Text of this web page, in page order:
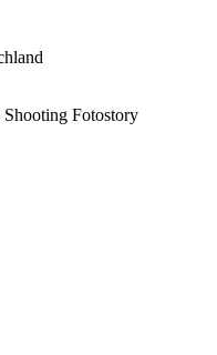
Shooting Fotostory